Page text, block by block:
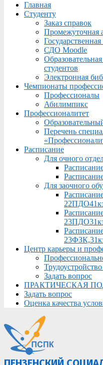
Menu
Главная
Студенту
Заказ справок
Промежуточная
СДО Moodle
студентов
Электронная
Чемпионаты
Профессионалы
Абилимпикс
Профессионалитет
Перечень
Расписание
Для очного
Для заочного
Центр карьеры и
Задать вопрос
ПРАКТИЧЕСКАЯ
Задать вопрос
Оценка качества